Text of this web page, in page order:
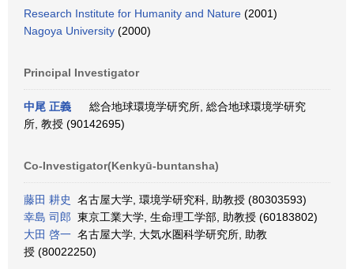
Research Institute for Humanity and Nature (2001)
Nagoya University (2000)
Principal Investigator
中尾 正義
総合地球環境学研究所, 総合地球環境学研究
所, 教授 (90142695)
Co-Investigator(Kenkyū-buntansha)
藤田 耕史
名古屋大学, 環境学研究科, 助教授 (80303593)
幸島 司郎 東京工業大学, 生命理工学部, 助教授 (60183802)
大田 啓一 名古屋大学, 大気水圏科学研究所, 助教
授 (80022250)